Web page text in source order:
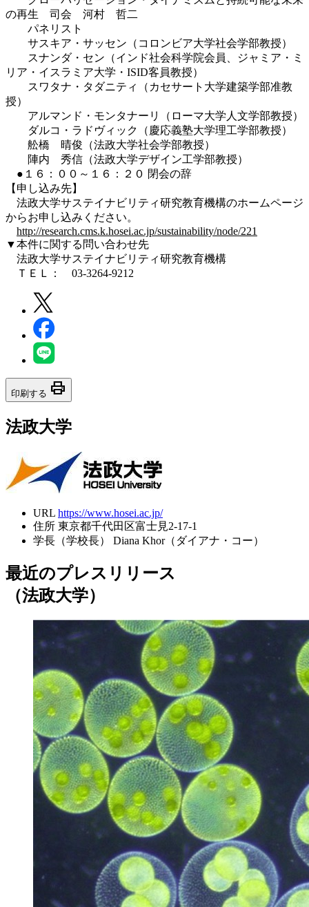
の再生 司会 河村 哲二
パネリスト
サスキア・サッセン（コロンビア大学社会学部教授）
スナンダ・セン（インド社会科学院会員、ジャミア・ミ
リア・イスラミア大学・ISID客員教授）
スワタナ・タダニティ（カセサート大学建築学部准教
授）
アルマンド・モンタナーリ（ローマ大学人文学部教授）
ダルコ・ラドヴィック（慶応義塾大学理工学部教授）
舩橋 晴俊（法政大学社会学部教授）
陣内 秀信（法政大学デザイン工学部教授）
●１６：００～１６：２０ 閉会の辞
【申し込み先】
法政大学サステイナビリティ研究教育機構のホームページ
からお申し込みください。
http://research.cms.k.hosei.ac.jp/sustainability/node/221
▼本件に関する問い合わせ先
法政大学サステイナビリティ研究教育機構
ＴＥＬ： 03-3264-9212
印刷する print
法政大学
URL https://www.hosei.ac.jp/
住所 東京都千代田区富士見2-17-1
学長（学校長）
Diana Khor（ダイアナ・コー）
最近のプレスリリース
（法政大学）